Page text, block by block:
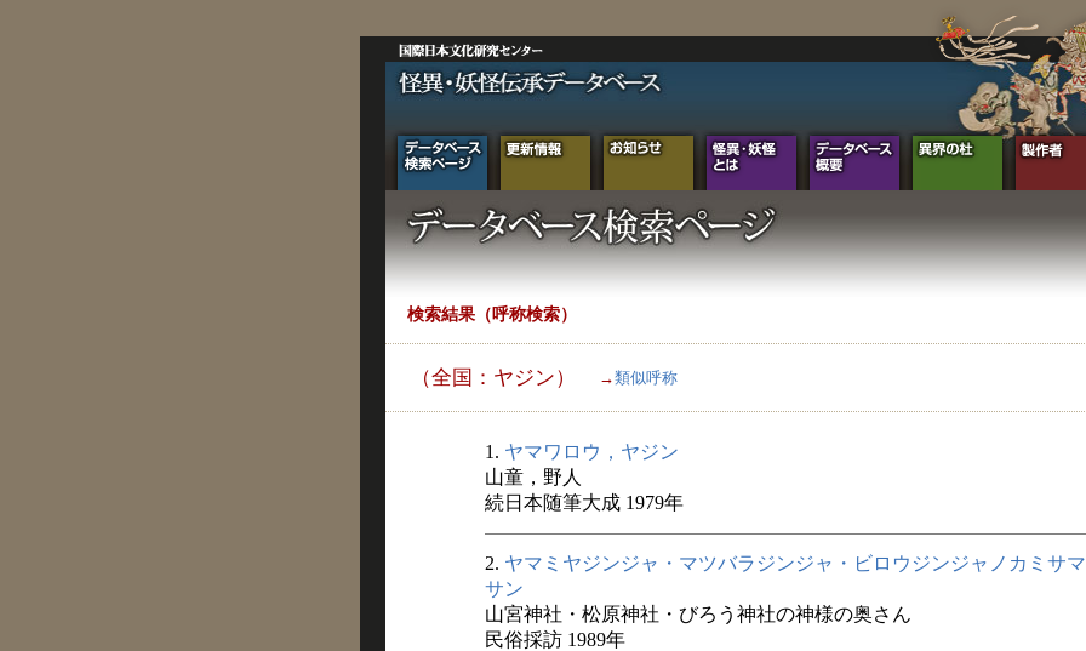
検索結果（呼称検索）
（全国：ヤジン） →類似呼称
1. ヤマワロウ，ヤジン
山童，野人
続日本随筆大成 1979年
2. ヤマミヤジンジャ・マツバラジンジャ・ビロウジンジャノカミサ
サン
山宮神社・松原神社・びろう神社の神様の奥さん
民俗採訪 1989年